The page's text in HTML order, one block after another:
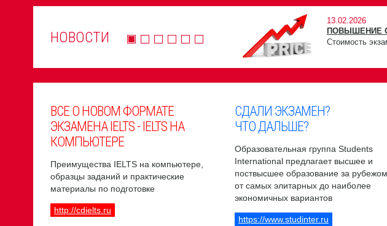
НОВОСТИ
13.02.2026
ПОВЫШЕНИЕ
Стоимость
ВСЕ О НОВОМ ФОРМАТЕ
ЭКЗАМЕНА IELTS - IELTS НА
КОМПЬЮТЕРЕ
Преимущества IELTS на компьютере,
образцы заданий и практические
материалы по подготовке
http://cdielts.ru
СДАЛИ ЭКЗАМЕН?
ЧТО ДАЛЬШЕ?
Образовательная группа Students
International предлагает высшее и
поствысшее образование за
от самых элитарных до наиболее
экономичных вариантов
https://www.studinter.ru